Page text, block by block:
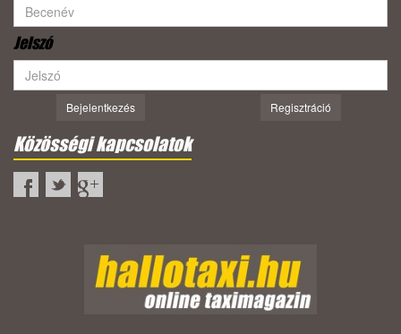
Jelszó
Bejelentkezés Regisztráció
Közösségi kapcsolatok